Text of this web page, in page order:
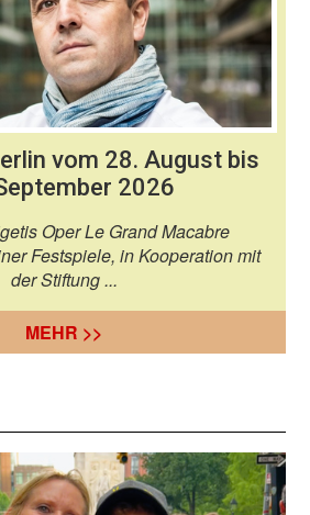
vom 28. August bis
2026
Oper Le Grand Macabre
Festspiele, in Kooperation mit
der Stiftung ...
MEHR >>